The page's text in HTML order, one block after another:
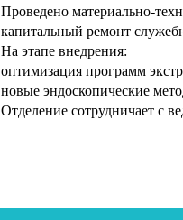
Проведено материально-
капитальный ремонт
На этапе внедрения:
оптимизация программ
новые эндоскопические
Отделение сотрудничает с